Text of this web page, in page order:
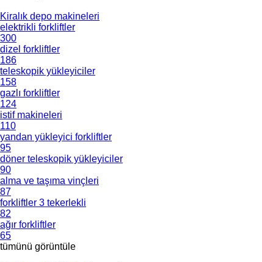
Kiralık depo makineleri
elektrikli forkliftler
300
dizel forkliftler
186
teleskopik yükleyiciler
158
gazlı forkliftler
124
istif makineleri
110
yandan yükleyici forkliftler
95
döner teleskopik yükleyiciler
90
alma ve taşıma vinçleri
87
forkliftler 3 tekerlekli
82
ağır forkliftler
65
tümünü görüntüle